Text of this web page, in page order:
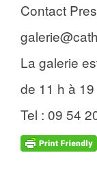
Contact
La galerie
de 11 h à 19
Tel : 09 54